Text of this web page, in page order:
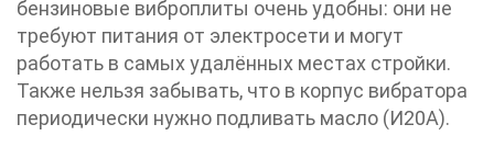
бензиновые виброплиты очень удобны: они не
требуют питания от электросети и могут
работать в самых удалённых местах стройки.
Также нельзя забывать, что в корпус вибратора
периодически нужно подливать масло (И20А).